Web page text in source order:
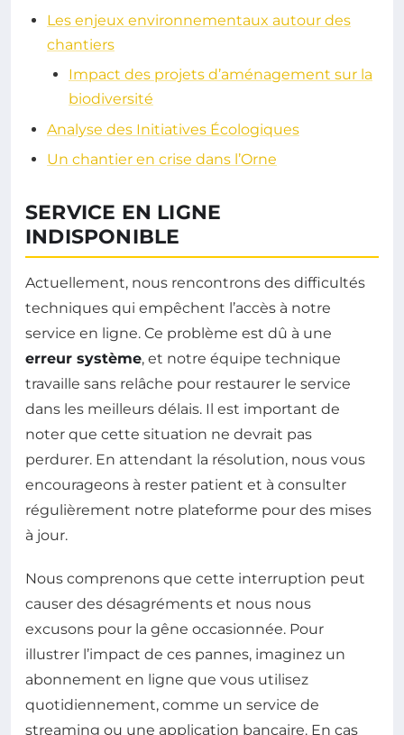
Les enjeux environnementaux autour des
chantiers
Impact des projets d’aménagement sur la
biodiversité
Analyse des Initiatives Écologiques
Un chantier en crise dans l’Orne
SERVICE EN LIGNE
INDISPONIBLE
Actuellement, nous rencontrons des difficultés
techniques qui empêchent l’accès à notre
service en ligne. Ce problème est dû à une
erreur système, et notre équipe technique
travaille sans relâche pour restaurer le service
dans les meilleurs délais. Il est important de
noter que cette situation ne devrait pas
perdurer. En attendant la résolution, nous vous
encourageons à rester patient et à consulter
régulièrement notre plateforme pour des mises
à jour.
Nous comprenons que cette interruption peut
causer des désagréments et nous nous
excusons pour la gêne occasionnée. Pour
illustrer l’impact de ces pannes, imaginez un
abonnement en ligne que vous utilisez
quotidiennement, comme un service de
streaming ou une application bancaire. En cas